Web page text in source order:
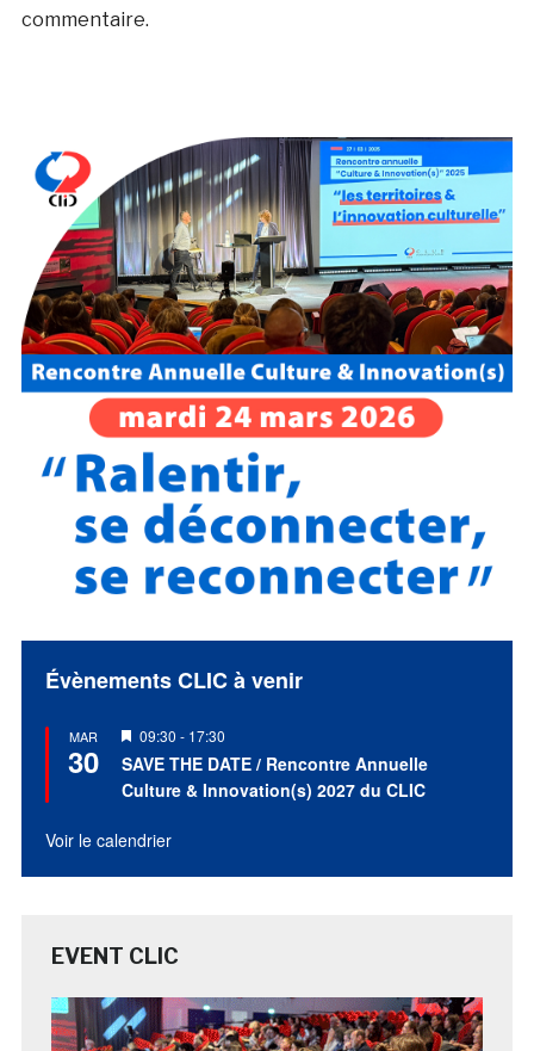
commentaire.
Évènements CLIC à venir
MAR
30
Mis
en
avant
09:30 - 17:30
SAVE THE DATE / Rencontre Annuelle
Culture & Innovation(s) 2027 du CLIC
Voir le calendrier
EVENT CLIC